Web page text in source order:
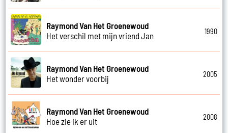
Raymond Van Het Groenewoud
Het verschil met mijn vriend Jan
1990
Raymond Van Het Groenewoud
Het wonder voorbij
2005
Raymond Van Het Groenewoud
Hoe zie ik er uit
2008